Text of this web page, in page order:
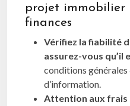
projet immobilier
finances
Vérifiez la fiabilité
assurez-vous qu’il
conditions générales
d’information.
Attention aux frais